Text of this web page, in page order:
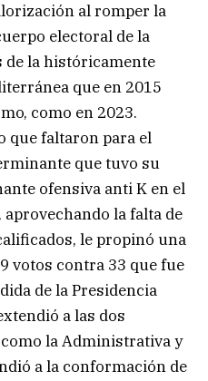
al romper la
electoral de la
de la históricamente
que en 2015
como en 2023.
que faltaron para el
que tuvo su
ofensiva anti K en el
aprovechando la falta de
le propinó una
votos contra 33 que fue
de la Presidencia
a las dos
la Administrativa y
a la conformación de